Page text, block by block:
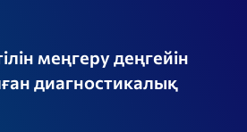
меңгеру деңгейін
диагностикалық